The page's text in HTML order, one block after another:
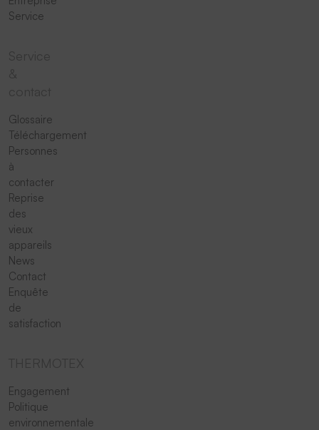
Service
Glossaire
Téléchargement
Personnes
à
contacter
Reprise
des
vieux
appareils
News
Contact
Enquête
de
satisfaction
Engagement
Politique
environnementale